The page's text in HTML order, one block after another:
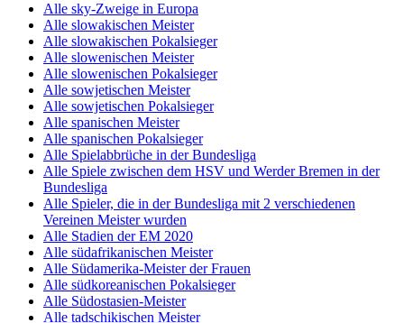
Alle sky-Zweige in Europa
Alle slowakischen Meister
Alle slowakischen Pokalsieger
Alle slowenischen Meister
Alle slowenischen Pokalsieger
Alle sowjetischen Meister
Alle sowjetischen Pokalsieger
Alle spanischen Meister
Alle spanischen Pokalsieger
Alle Spielabbrüche in der Bundesliga
Alle Spiele zwischen dem HSV und Werder Bremen in der
Bundesliga
Alle Spieler, die in der Bundesliga mit 2 verschiedenen
Vereinen Meister wurden
Alle Stadien der EM 2020
Alle südafrikanischen Meister
Alle Südamerika-Meister der Frauen
Alle südkoreanischen Pokalsieger
Alle Südostasien-Meister
Alle tadschikischen Meister